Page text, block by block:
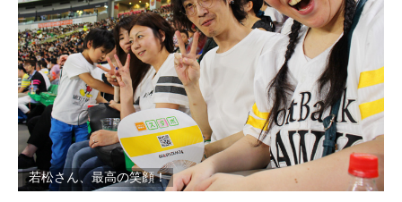
若松さん、最高の笑顔！